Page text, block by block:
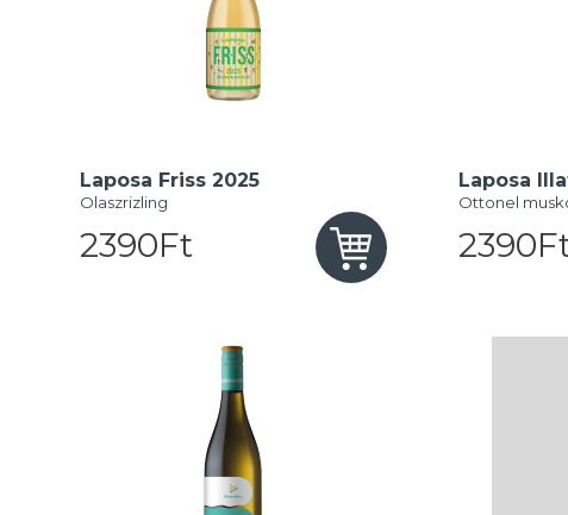
Laposa Friss 2025
Olaszrizling
2390Ft
Laposa
Ottonel